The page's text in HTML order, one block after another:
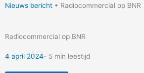
Nieuws bericht • Radiocommercial op BNR
Radiocommercial op BNR
4 april 2024- 5 min leestijd